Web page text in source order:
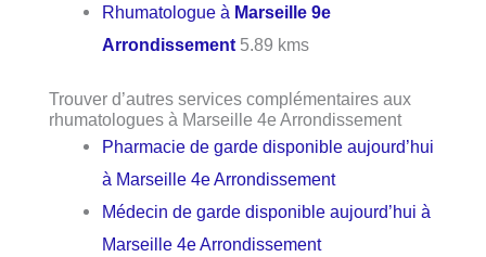
Rhumatologue à Marseille 9e
Arrondissement 5.89 kms
Trouver d’autres services complémentaires aux
rhumatologues à Marseille 4e Arrondissement
Pharmacie de garde disponible aujourd’hui
à Marseille 4e Arrondissement
Médecin de garde disponible aujourd’hui à
Marseille 4e Arrondissement